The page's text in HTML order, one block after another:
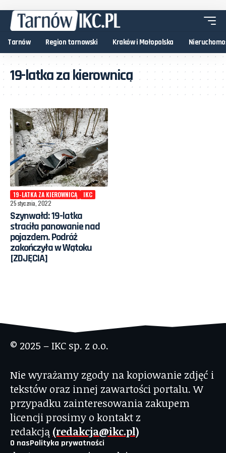
Tarnów Region tarnowski Kraków i Małopolska
19-latka za kierownicą
19-LATKA ZA KIEROWNICĄ
IKC
25 stycznia, 2022
Szynwałd: 19-latka
straciła panowanie nad
pojazdem. Podróż
zakończyła w Wątoku
[ZDJĘCIA]
© 2025 – IKC sp. z o.o.
Nie wyrażamy zgody na kopiowanie zdjęć i
tekstów oraz innej zawartości portalu. W
przypadku zainteresowania zakupem
licencji prosimy o kontakt z
redakcją (redakcja@ikc.pl)
O nasPolityka prywatności